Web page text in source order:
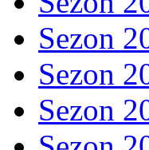
Sezon
Sezon
Sezon